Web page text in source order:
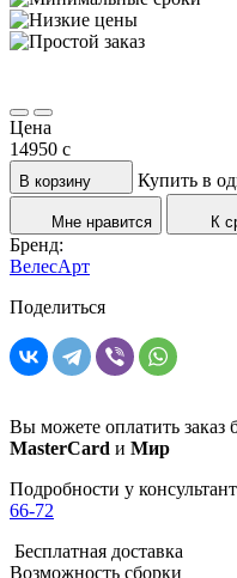
Цена
14950 c
В корзину Купить в
Мне нравится К
Бренд:
ВелесАрт
Поделиться
Вы можете оплатить заказ
MasterCard и Мир
Подробности у
66-72
Бесплатная доставка
Возможность сборки